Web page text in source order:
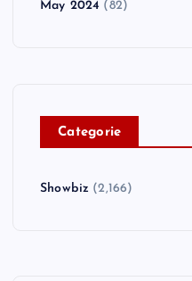
May 2024 (82)
Categorie
Showbiz (2,166)